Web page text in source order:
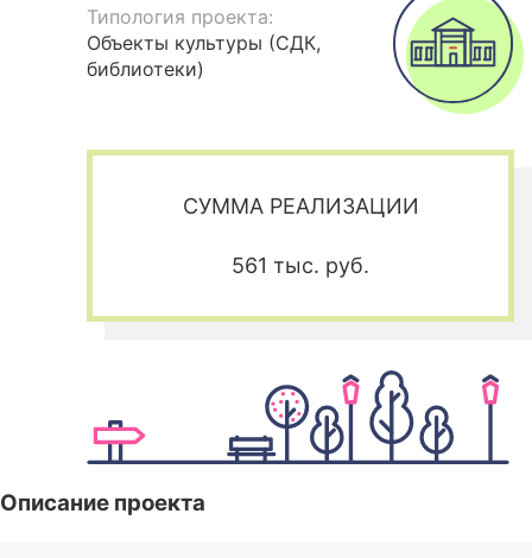
Типология проекта:
Объекты культуры (СДК,
библиотеки)
СУММА РЕАЛИЗАЦИИ
561 тыс. руб.
Описание проекта